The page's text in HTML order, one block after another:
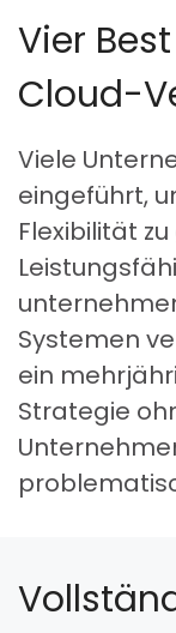
Vier
Cloud-
Viele
eingeführt,
Flexibilität
Systemen
ein
Strategie